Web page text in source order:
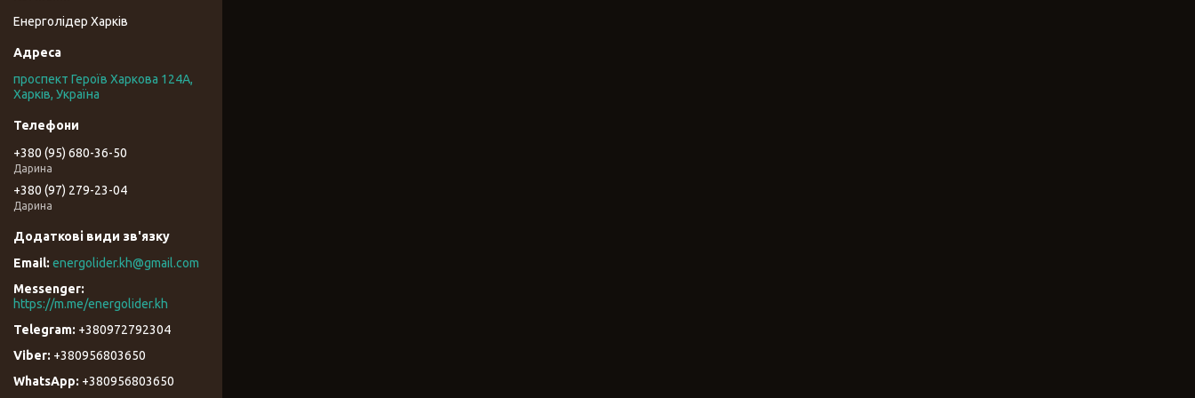
Енерголідер Харків
проспект Героїв Харкова 124А,
Харків, Україна
+380 (95) 680-36-50
Дарина
+380 (97) 279-23-04
Дарина
energolider.kh@gmail.com
https://m.me/energolider.kh
+380972792304
+380956803650
+380956803650